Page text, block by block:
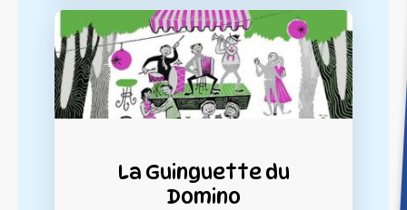
La Guinguette du
Domino